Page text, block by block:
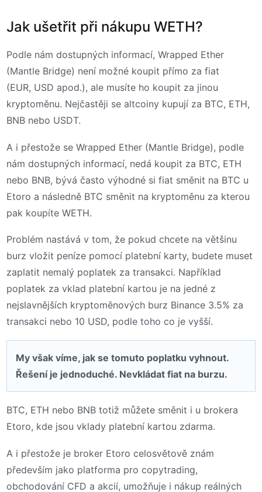
Jak ušetřit při nákupu WETH?
Podle nám dostupných informací, Wrapped Ether
(Mantle Bridge) není možné koupit přímo za fiat
(EUR, USD apod.), ale musíte ho koupit za jinou
kryptoměnu. Nejčastěji se altcoiny kupují za BTC, ETH,
BNB nebo USDT.
A i přestože se Wrapped Ether (Mantle Bridge), podle
nám dostupných informací, nedá koupit za BTC, ETH
nebo BNB, bývá často výhodné si fiat směnit na BTC u
Etoro a následně BTC směnit na kryptoměnu za kterou
pak koupíte WETH.
Problém nastává v tom, že pokud chcete na většinu
burz vložit peníze pomocí platební karty, budete muset
zaplatit nemalý poplatek za transakci. Například
poplatek za vklad platební kartou je na jedné z
nejslavnějších kryptoměnových burz Binance 3.5% za
transakci nebo 10 USD, podle toho co je vyšší.
My však víme, jak se tomuto poplatku vyhnout.
Řešení je jednoduché. Nevkládat fiat na burzu.
BTC, ETH nebo BNB totiž můžete směnit i u brokera
Etoro, kde jsou vklady platební kartou zdarma.
A i přestože je broker Etoro celosvětově znám
především jako platforma pro copytrading,
obchodování CFD a akcií, umožňuje i nákup reálných